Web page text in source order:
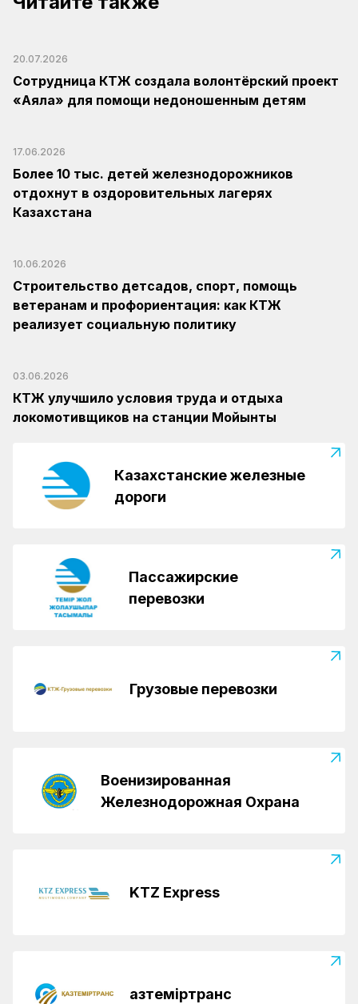
20.07.2026
Сотрудница КТЖ создала волонтёрский проект
«Аяла» для помощи недоношенным детям
17.06.2026
Более 10 тыс. детей железнодорожников
отдохнут в оздоровительных лагерях
Казахстана
10.06.2026
Строительство детсадов, спорт, помощь
ветеранам и профориентация: как КТЖ
реализует социальную политику
03.06.2026
КТЖ улучшило условия труда и отдыха
локомотивщиков на станции Мойынты
Казахстанские железные
дороги
Пассажирские
перевозки
Грузовые перевозки
Военизированная
Железнодорожная Охрана
KTZ Express
Қазтеміртранс